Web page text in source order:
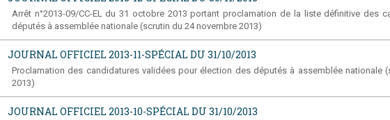
Arrêt n°2013-09/CC-EL du 31 octobre 2013 portant proclamation de la liste définitive des
députés à assemblée nationale (scrutin du 24 novembre 2013)
JOURNAL OFFICIEL 2013-11-SPÉCIAL DU 31/10/2013
Proclamation des candidatures validées pour élection des députés à assemblée nationale
2013)
JOURNAL OFFICIEL 2013-10-SPÉCIAL DU 31/10/2013